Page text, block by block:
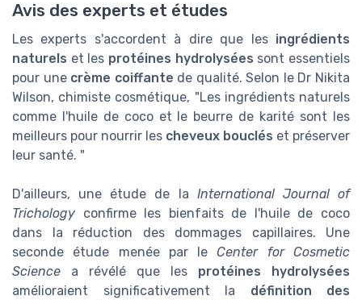
Avis des experts et études
Les experts s'accordent à dire que les ingrédients
naturels et les protéines hydrolysées sont essentiels
pour une crème coiffante de qualité. Selon le Dr Nikita
Wilson, chimiste cosmétique, "Les ingrédients naturels
comme l'huile de coco et le beurre de karité sont les
meilleurs pour nourrir les cheveux bouclés et préserver
leur santé. "
D'ailleurs, une étude de la International Journal of
Trichology confirme les bienfaits de l'huile de coco
dans la réduction des dommages capillaires. Une
seconde étude menée par leCenter for Cosmetic
Science a révélé que les protéines hydrolysées
amélioraient significativement la définition des